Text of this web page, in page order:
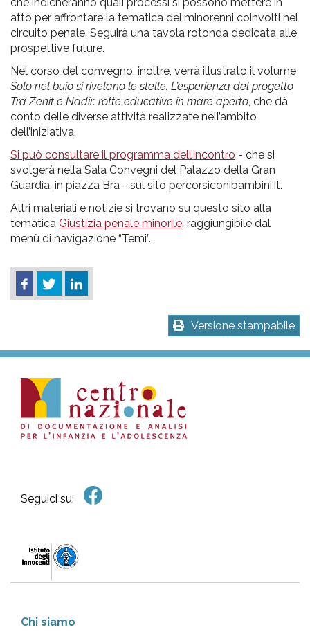
atto per affrontare la tematica dei minorenni coinvolti nel
circuito penale. Seguirà una tavola rotonda dedicata alle
prospettive future.
Nel corso del convegno, inoltre, verrà illustrato il volume
Solo nel buio si rivelano le stelle. L’esperienza del progetto
Tra Zenit e Nadir: rotte educative in mare aperto , che dà
conto delle diverse attività realizzate nell’ambito
dell’iniziativa.
Si può consultare il programma dell’incontro - che si
svolgerà nella Sala Convegni del Palazzo della Gran
Guardia, in piazza Bra - sul sito percorsiconibambini.it.
Altri materiali e notizie si trovano su questo sito alla
tematica Giustizia penale minorile , raggiungibile dal
menù di navigazione “Temi”.
Versione stampabile
Seguici su:
Chi siamo